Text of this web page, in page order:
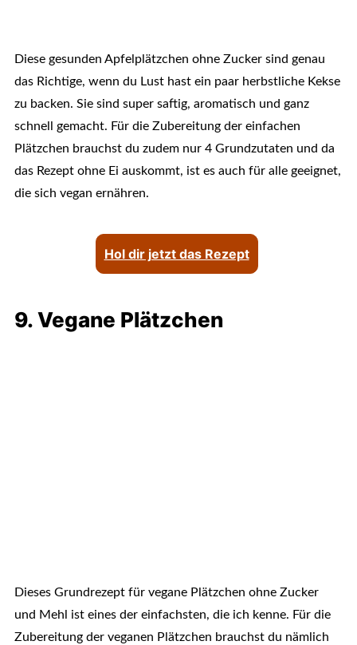
Diese gesunden Apfelplätzchen ohne Zucker sind genau
das Richtige, wenn du Lust hast ein paar herbstliche Kekse
zu backen. Sie sind super saftig, aromatisch und ganz
schnell gemacht. Für die Zubereitung der einfachen
Plätzchen brauchst du zudem nur 4 Grundzutaten und da
das Rezept ohne Ei auskommt, ist es auch für alle geeignet,
die sich vegan ernähren.
Hol dir jetzt das Rezept
9. Vegane Plätzchen
Dieses Grundrezept für vegane Plätzchen ohne Zucker
und Mehl ist eines der einfachsten, die ich kenne. Für die
Zubereitung der veganen Plätzchen brauchst du nämlich